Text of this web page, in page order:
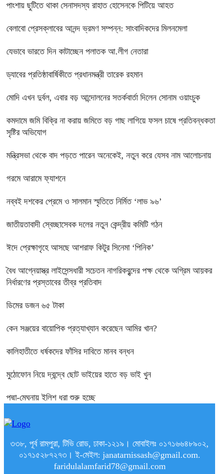
পাংশায় ছুটিতে থাকা সেনাসদস্য রাহাত হোসেনকে পিটিয়ে আহত
বেলাবো প্রেসক্লাবের আনন্দ ভ্রমণ সম্পন্ন: সাংবাদিকদের মিলনমেলা
যেভাবে ভারতে দিন কাটাচ্ছেন পলাতক আ.লীগ নেতারা
ড্যাবের প্রতিষ্ঠাবার্ষিকীতে প্রধানমন্ত্রী তারেক রহমান
মোদি এখন দুর্বল, এবার বড় আন্দোলনের সতর্কবার্তা দিলেন সোনাম ওয়াংচুক
কমদামে জমি বিক্রি না করায় জমিতে বড় গাছ লাগিয়ে ফসল চাষে প্রতিবন্ধকতা
সৃষ্টির অভিযোগ
মন্ত্রিসভা থেকে বাদ পড়তে পারেন অনেকেই, নতুন করে যেসব নাম আলোচনায়
গরমে আরামে ফ্যাশনে
নব্বই দশকের প্রেমে ও সালমান স্মৃতিতে নির্মিত ‘লাভ ৯৬’
জাতীয়তাবাদী স্বেচ্ছাসেবক দলের নতুন কেন্দ্রীয় কমিটি গঠন
ঈদে প্রেক্ষাগৃহে আসছে আশরাফ কিটুর সিনেমা ‘পিনিক’
বৈধ আগ্নেয়াস্ত্র লাইসেন্সধারী সচেতন নাগরিকবৃন্দের পক্ষ থেকে অগ্রিম আয়কর
নির্ধারণের প্রস্তাবের তীব্র প্রতিবাদ
ডিমের ডজন ৬৫ টাকা
কেন সঞ্জয়ের বায়োপিক প্রত্যাখ্যান করেছেন আমির খান?
কালিহাতীতে ধর্ষকদের ফাঁসির দাবিতে মানব বন্ধন
মুঠোফোন নিয়ে দ্বন্দ্বে ছোট ভাইয়ের হাতে বড় ভাই খুন
পদ্মা-মেঘনায় ইলিশ ধরা শুরু হচ্ছে
৩৩৮, পূর্ব রামপুরা, টিভি রোড, ঢাকা-১২১৯। মোবাইলঃ ০১৭১৬৬৪৮৯০২,
০১৭১৫২৮৭২৭৩। ই-মেইল: janatarnissash@gmail.com.
faridulalamfarid78@gmail.com